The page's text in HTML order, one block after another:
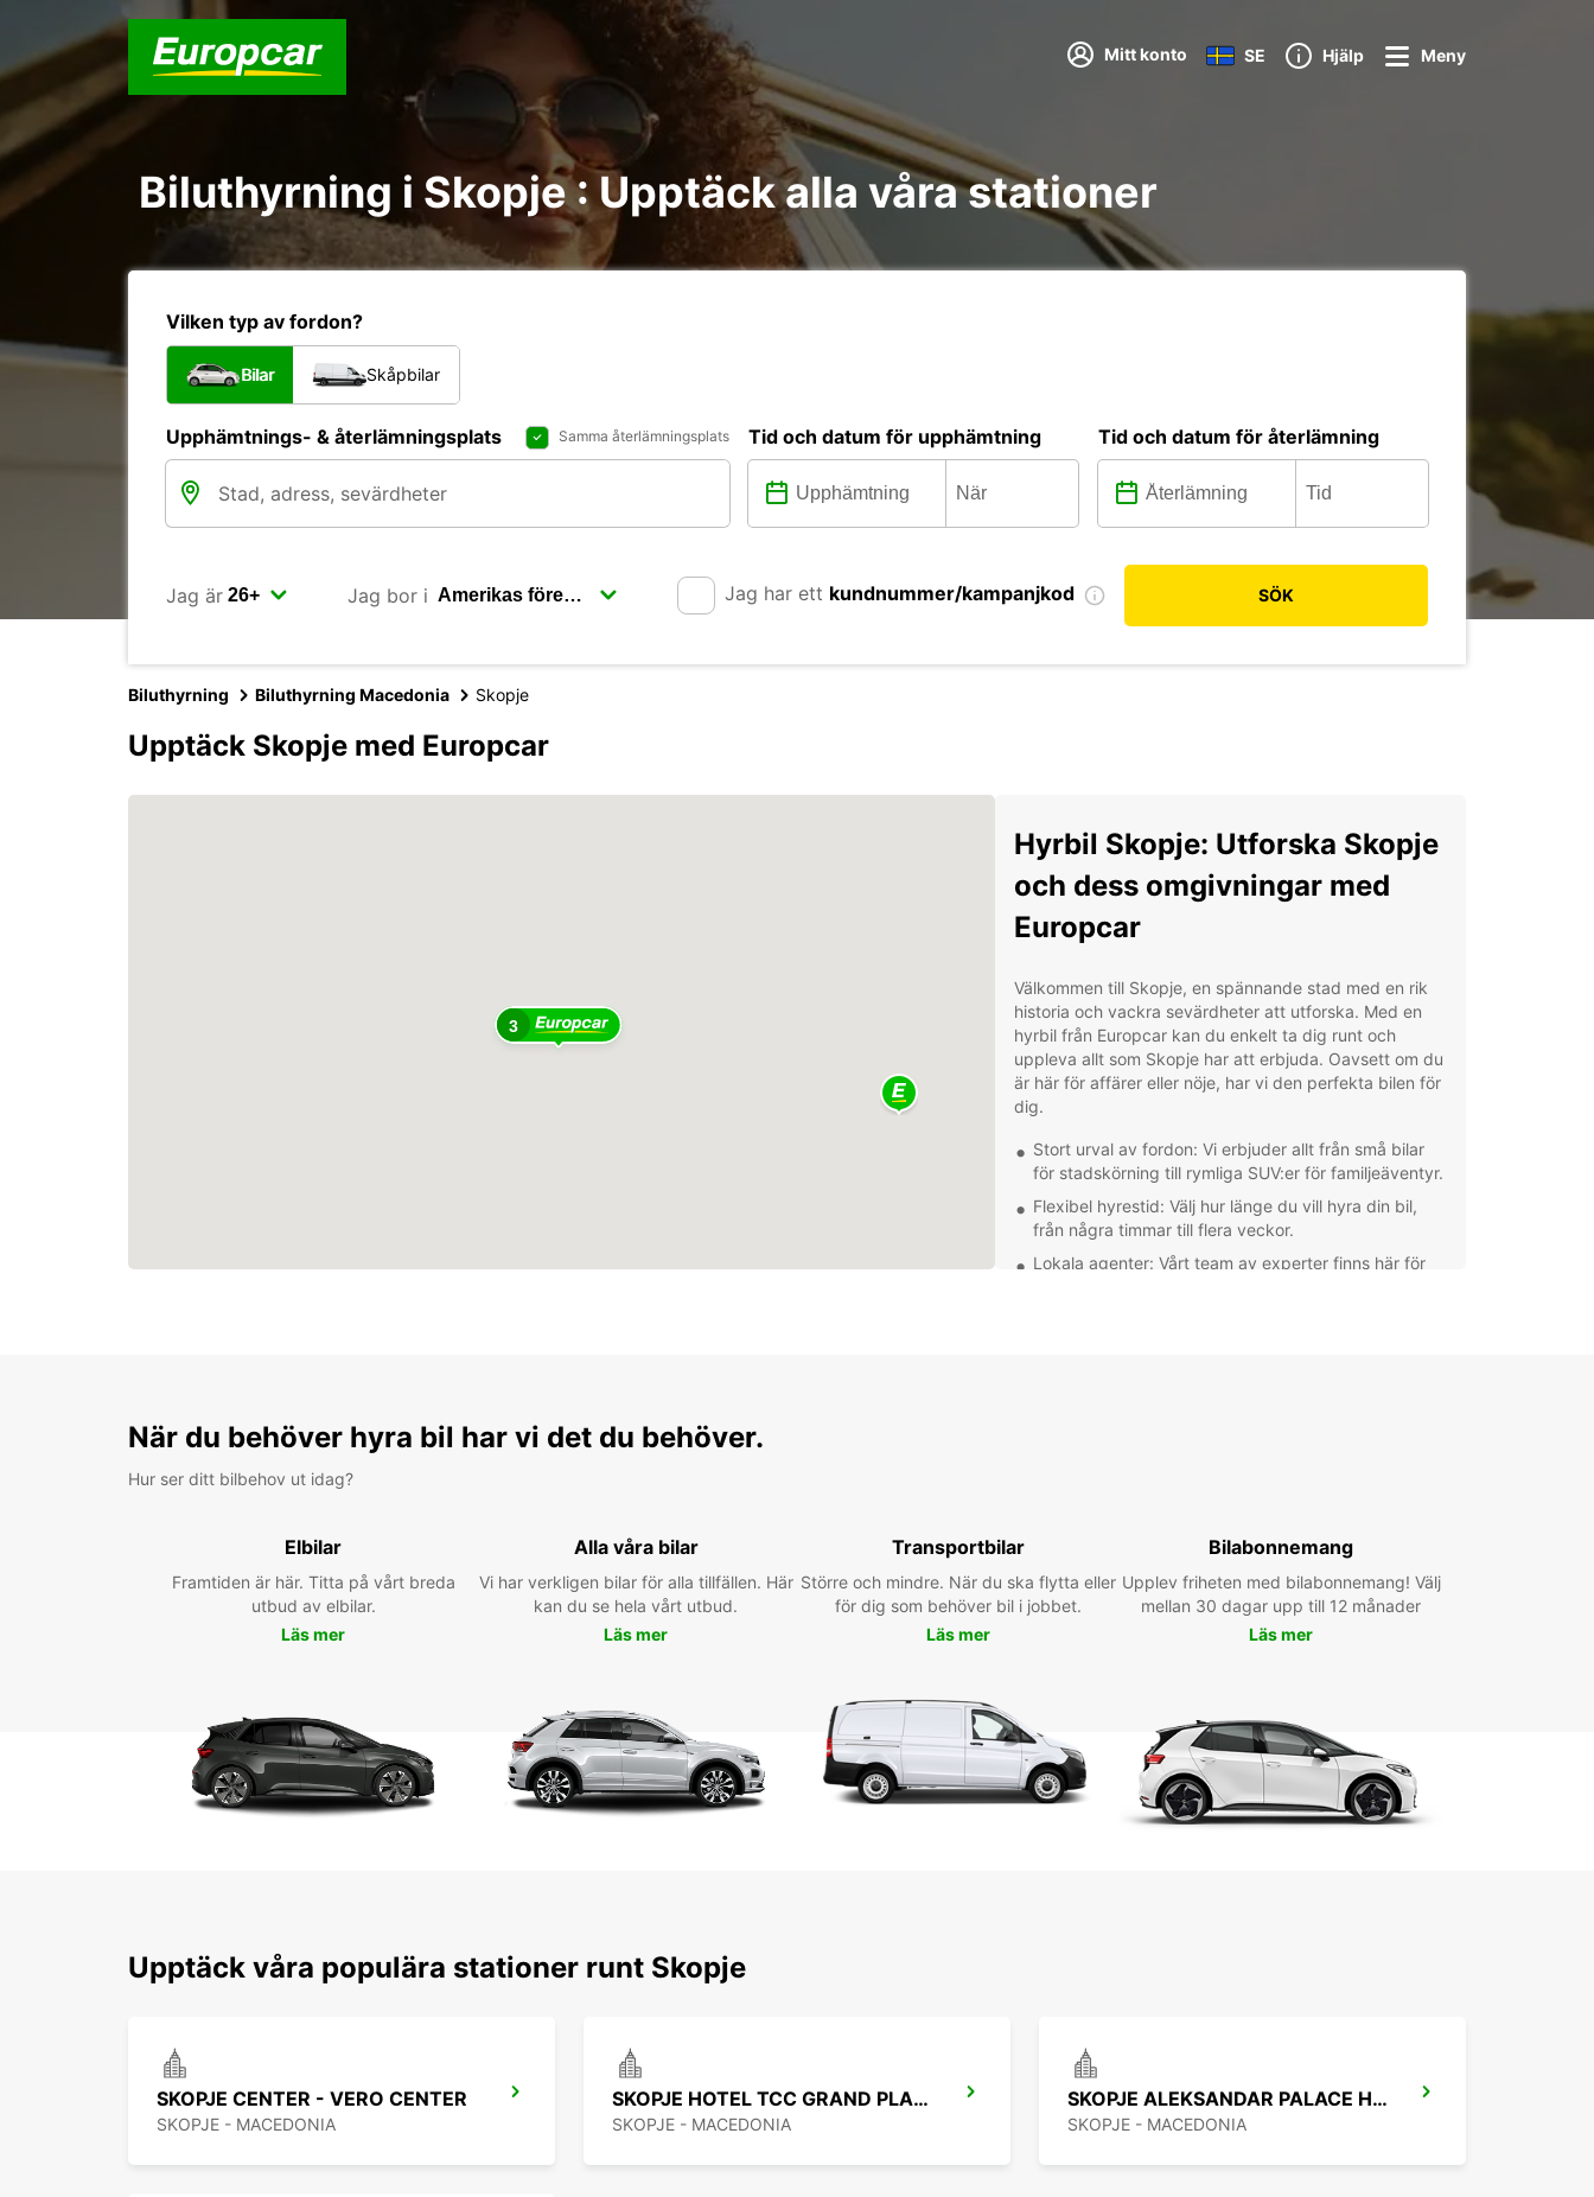
Mitt konto SE Hjälp Meny
Biluthyrning i Skopje : Upptäck alla våra stationer
Vilken typ av fordon?
Bilar Skåpbilar
Upphämtnings- & återlämningsplats Samma återlämningsplats Tid och datum för upphämtning Tid och datum för återlämning
Jag är Jag bor i Jag har ett kundnummer/kampanjkod SÖK
Biluthyrning Biluthyrning Macedonia Skopje
Upptäck Skopje med Europcar
3
Hyrbil Skopje: Utforska Skopje
och dess omgivningar med
Europcar
Välkommen till Skopje, en spännande stad med en rik
historia och vackra sevärdheter att utforska. Med en
hyrbil från Europcar kan du enkelt ta dig runt och
uppleva allt som Skopje har att erbjuda. Oavsett om du
är här för affärer eller nöje, har vi den perfekta bilen för
dig.
Stort urval av fordon: Vi erbjuder allt från små bilar
för stadskörning till rymliga SUV:er för familjeäventyr.
Flexibel hyrestid: Välj hur länge du vill hyra din bil,
från några timmar till flera veckor.
Lokala agenter: Vårt team av experter finns här för
historiska platser, utforska naturen eller bara ta en
avkopplande körning, har vi den perfekta bilen för dig.
Boka din hyrbil idag och upptäck allt som Skopje har
När du behöver hyra bil har vi det du behöver.
Hur ser ditt bilbehov ut idag?
Elbilar
Framtiden är här. Titta på vårt breda
utbud av elbilar.
Läs mer
Alla våra bilar
Vi har verkligen bilar för alla tillfällen. Här
kan du se hela vårt utbud.
Läs mer
Transportbilar
Större och mindre. När du ska flytta eller
för dig som behöver bil i jobbet.
Läs mer
Bilabonnemang
Upplev friheten med bilabonnemang! Välj
mellan 30 dagar upp till 12 månader
Läs mer
Upptäck våra populära stationer runt Skopje
SKOPJE CENTER - VERO CENTER
SKOPJE - MACEDONIA
SKOPJE HOTEL TCC GRAND PLAZA
SKOPJE - MACEDONIA
SKOPJE ALEKSANDAR PALACE HOTEL
SKOPJE - MACEDONIA